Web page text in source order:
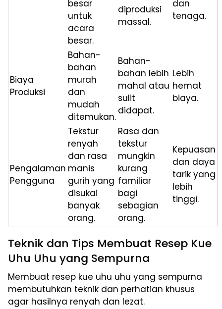
besar
untuk
acara
besar.
diproduksi
massal.
dan
tenaga.
Biaya
Produksi
Bahan-
bahan
murah
dan
mudah
ditemukan.
Bahan-
bahan lebih
mahal atau
sulit
didapat.
Lebih
hemat
biaya.
Pengalaman
Pengguna
Tekstur
renyah
dan rasa
manis
gurih yang
disukai
banyak
orang.
Rasa dan
tekstur
mungkin
kurang
familiar
bagi
sebagian
orang.
Kepuasan
dan daya
tarik yang
lebih
tinggi.
Teknik dan Tips Membuat Resep Kue
Uhu Uhu yang Sempurna
Membuat resep kue uhu uhu yang sempurna
membutuhkan teknik dan perhatian khusus
agar hasilnya renyah dan lezat.